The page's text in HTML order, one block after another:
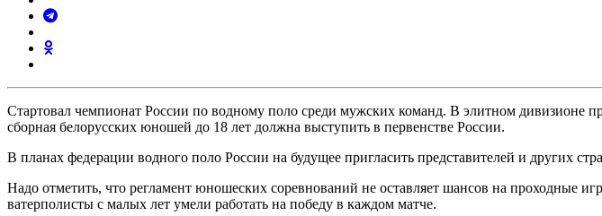
Стартовал чемпионат России по водному поло среди мужских команд. В элитном дивизионе
сборная белорусских юношей до 18 лет должна выступить в первенстве России.
В планах федерации водного поло России на будущее пригласить представителей и других
Надо отметить, что регламент юношеских соревнований не оставляет шансов на проходные
ватерполисты с малых лет умели работать на победу в каждом матче.